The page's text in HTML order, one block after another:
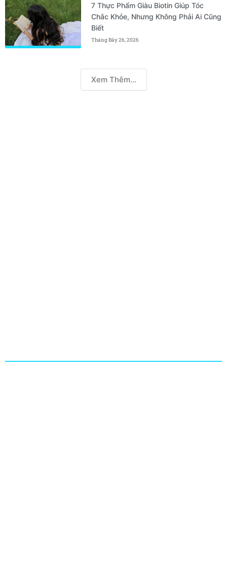
7 Thực Phẩm Giàu Biotin Giúp Tóc
Chắc Khỏe, Nhưng Không Phải Ai Cũng
Biết
Tháng Bảy 26, 2026
Xem Thêm...